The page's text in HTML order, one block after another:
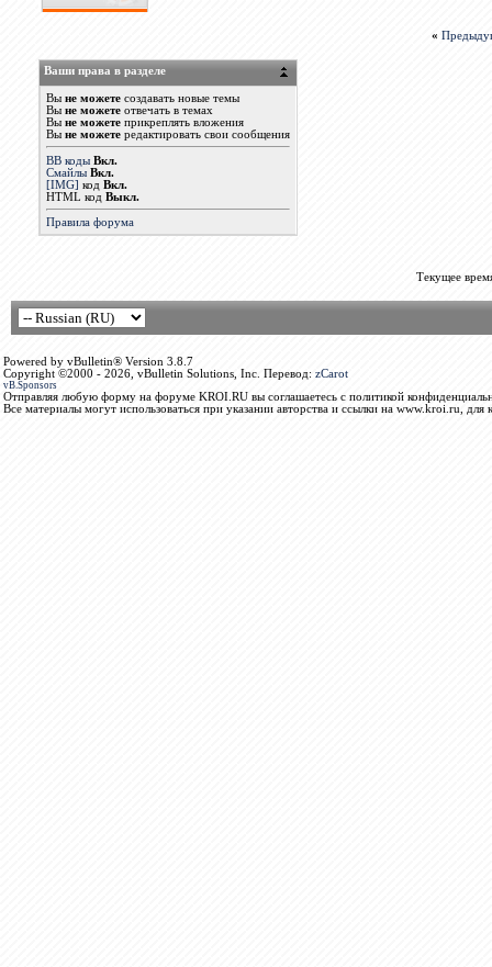
«
Ваши права в разделе
Вы не можетесоздавать новые темы
Вы не можетеотвечать в темах
Вы не можетеприкреплять вложения
Вы не можетередактировать свои сообщения
BB коды Вкл.
Смайлы Вкл.
[IMG] код Вкл.
HTML код Выкл.
Правила форума
Текущее
Powered by vBulletin® Version 3.8.7
Copyright ©2000 - 2026, vBulletin Solutions, Inc. Перевод: zCarot
vB.Sponsors
Отправляя любую форму на форуме KROI.RU вы соглашаетесь с политикой
Все материалы могут использоваться при указании авторства и ссылки на www.kroi.ru, для